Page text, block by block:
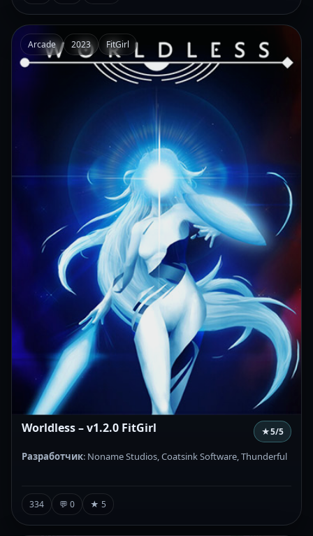
Arcade 2023 FitGirl
Worldless – v1.2.0 FitGirl ★5/5
Разработчик: Noname Studios, Coatsink Software, Thunderful
334 💬 0 ★ 5